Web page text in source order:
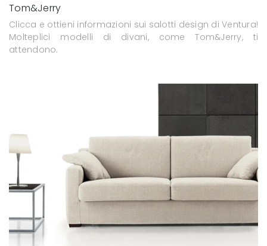
Tom&Jerry
Clicca e ottieni informazioni sui salotti design di Ventura!
Molteplici modelli di divani, come Tom&Jerry, ti
attendono.